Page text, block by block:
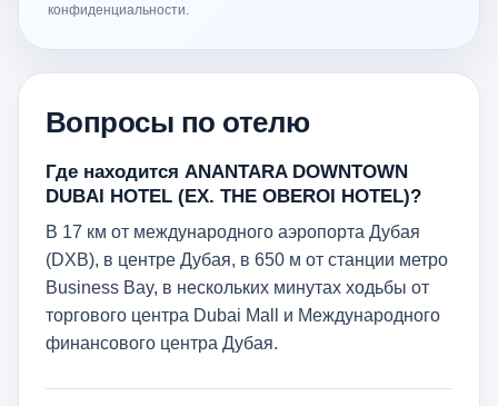
конфиденциальности.
Вопросы по отелю
Где находится ANANTARA DOWNTOWN
DUBAI HOTEL (EX. THE OBEROI HOTEL)?
В 17 км от международного аэропорта Дубая
(DXB), в центре Дубая, в 650 м от станции метро
Business Bay, в нескольких минутах ходьбы от
торгового центра Dubai Mall и Международного
финансового центра Дубая.